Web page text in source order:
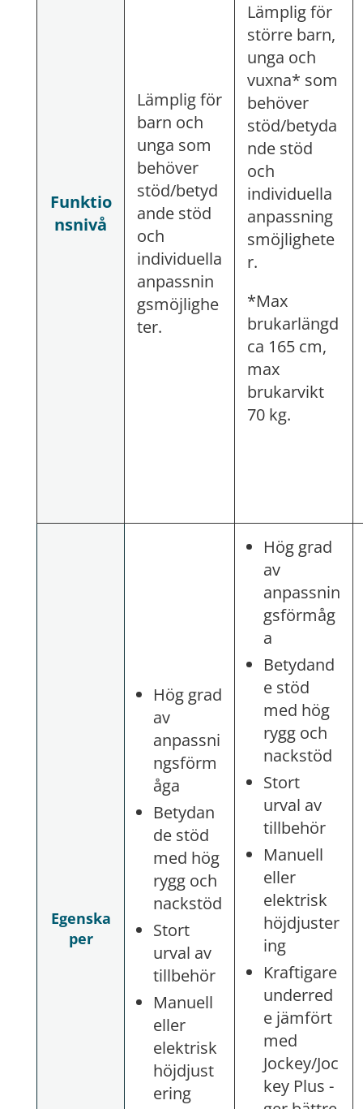
Funktio
nsnivå
Lämplig för
barn och
unga som
behöver
stöd/betyd
ande stöd
och
individuella
anpassnin
gsmöjlighe
ter.
Lämplig för
större barn,
unga och
vuxna* som
behöver
stöd/betyda
nde stöd
och
individuella
anpassning
smöjlighete
r.
*Max
brukarlängd
ca 165 cm,
max
brukarvikt
70 kg.
Egenska
per
Hög grad
av
anpassni
ngsförm
åga
Betydan
de stöd
med hög
rygg och
nackstöd
Stort
urval av
tillbehör
Manuell
eller
elektrisk
höjdjust
ering
Hög grad
av
anpassnin
gsförmåg
a
Betydand
e stöd
med hög
rygg och
nackstöd
Stort
urval av
tillbehör
Manuell
eller
elektrisk
höjdjuster
ing
Kraftigare
underred
e jämfört
med
Jockey/Joc
key Plus -